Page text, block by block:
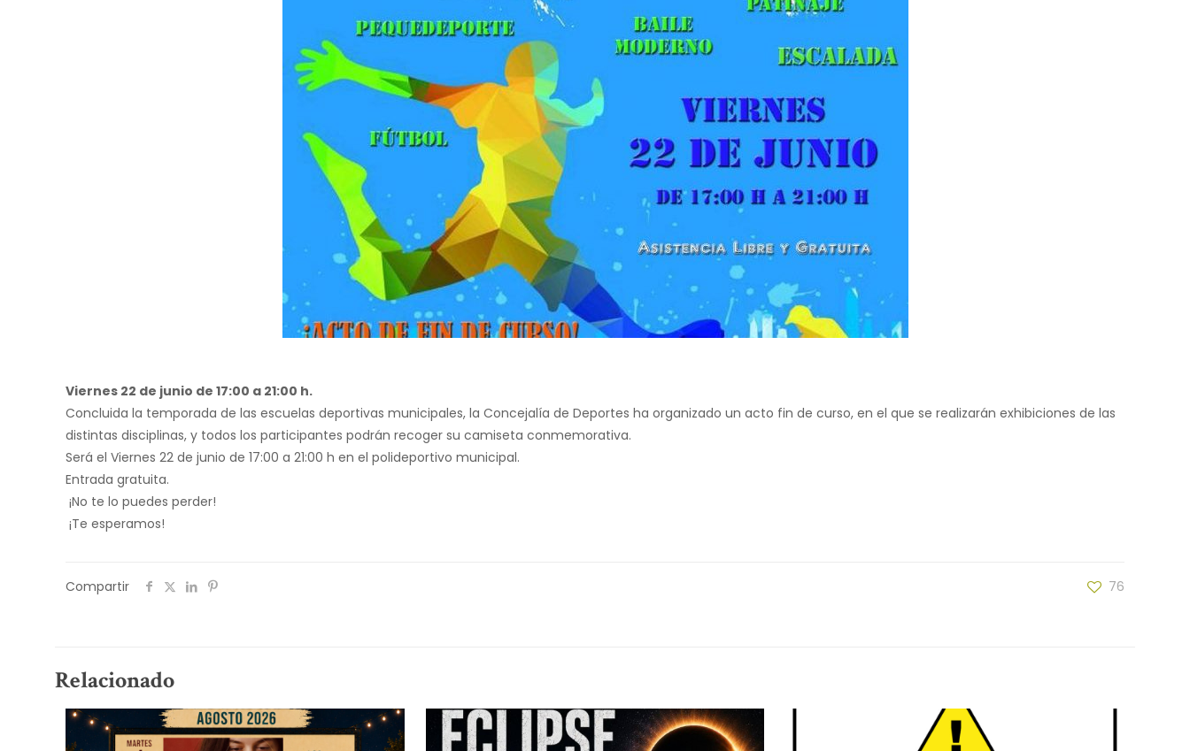
Viernes 22 de junio de 17:00 a 21:00 h.
Concluida la temporada de las escuelas deportivas municipales, la Concejalía de Deportes ha organizado un acto fin de curso, en el que se realizarán exhibiciones de las
distintas disciplinas, y todos los participantes podrán recoger su camiseta conmemorativa.
Será el Viernes 22 de junio de 17:00 a 21:00 h en el polideportivo municipal.
Entrada gratuita.
¡No te lo puedes perder!
¡Te esperamos!
Compartir 76
Relacionado